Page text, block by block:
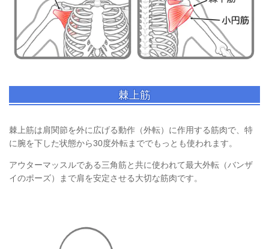
棘上筋
棘上筋は肩関節を外に広げる動作（外転）に作用する筋肉で、特
に腕を下した状態から30度外転まででもっとも使われます。
アウターマッスルである三角筋と共に使われて最大外転（バンザ
イのポーズ）まで肩を安定させる大切な筋肉です。